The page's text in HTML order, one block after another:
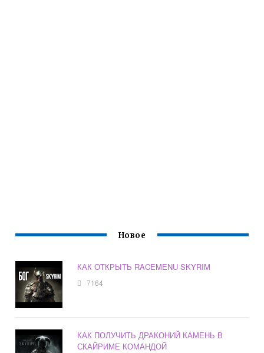
Новое
КАК ОТКРЫТЬ RACEMENU SKYRIM
7164
КАК ПОЛУЧИТЬ ДРАКОНИЙ КАМЕНЬ В
СКАЙРИМЕ КОМАНДОЙ